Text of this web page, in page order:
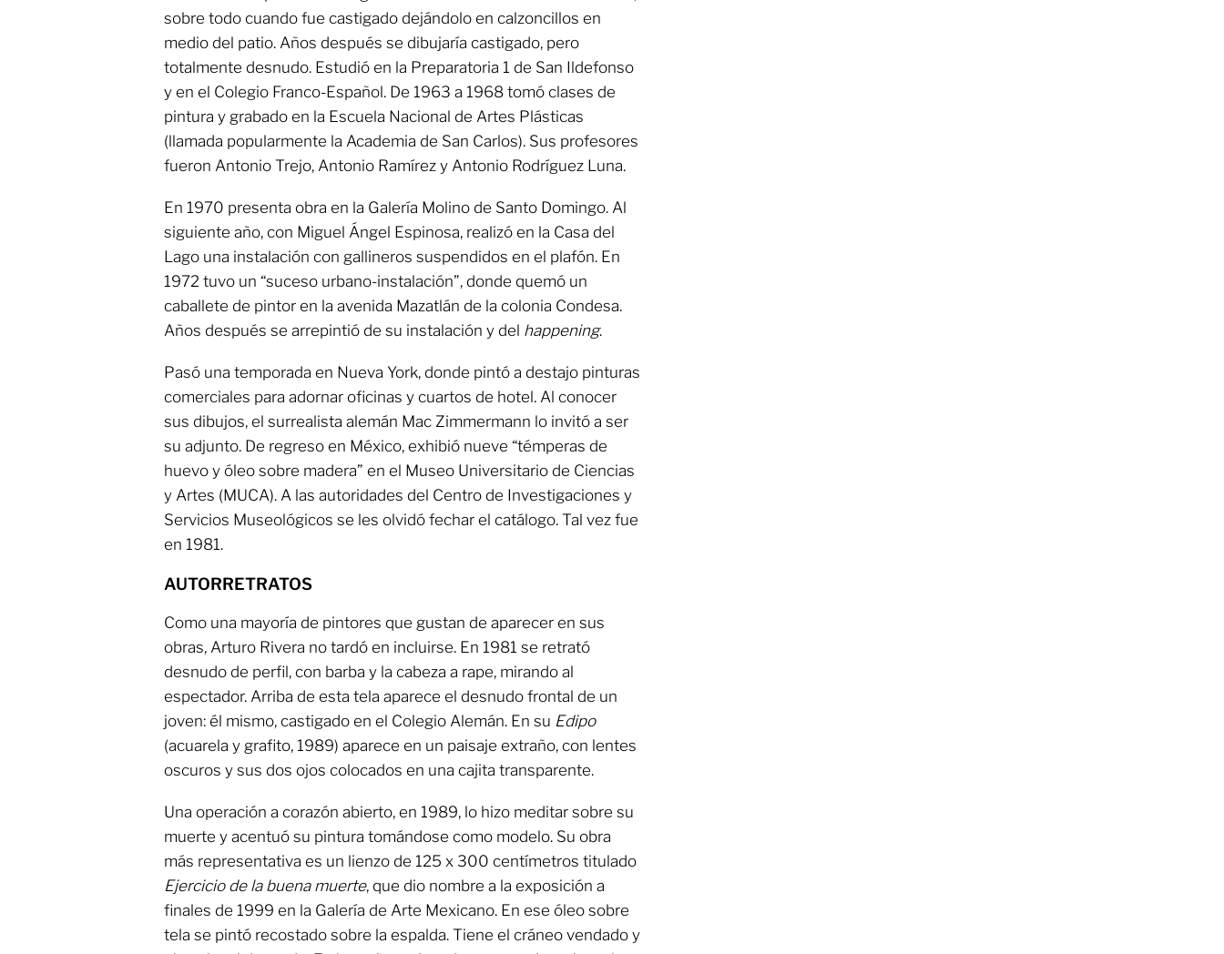
sobre todo cuando fue castigado dejándolo en calzoncillos en
medio del patio. Años después se dibujaría castigado, pero
totalmente desnudo. Estudió en la Preparatoria 1 de San Ildefonso
y en el Colegio Franco-Español. De 1963 a 1968 tomó clases de
pintura y grabado en la Escuela Nacional de Artes Plásticas
(llamada popularmente la Academia de San Carlos). Sus profesores
fueron Antonio Trejo, Antonio Ramírez y Antonio Rodríguez Luna.
En 1970 presenta obra en la Galería Molino de Santo Domingo. Al
siguiente año, con Miguel Ángel Espinosa, realizó en la Casa del
Lago una instalación con gallineros suspendidos en el plafón. En
1972 tuvo un “suceso urbano-instalación”, donde quemó un
caballete de pintor en la avenida Mazatlán de la colonia Condesa.
Años después se arrepintió de su instalación y del happening.
Pasó una temporada en Nueva York, donde pintó a destajo pinturas
comerciales para adornar oficinas y cuartos de hotel. Al conocer
sus dibujos, el surrealista alemán Mac Zimmermann lo invitó a ser
su adjunto. De regreso en México, exhibió nueve “témperas de
huevo y óleo sobre madera” en el Museo Universitario de Ciencias
y Artes (MUCA). A las autoridades del Centro de Investigaciones y
Servicios Museológicos se les olvidó fechar el catálogo. Tal vez fue
en 1981.
AUTORRETRATOS
Como una mayoría de pintores que gustan de aparecer en sus
obras, Arturo Rivera no tardó en incluirse. En 1981 se retrató
desnudo de perfil, con barba y la cabeza a rape, mirando al
espectador. Arriba de esta tela aparece el desnudo frontal de un
joven: él mismo, castigado en el Colegio Alemán. En su Edipo
(acuarela y grafito, 1989) aparece en un paisaje extraño, con lentes
oscuros y sus dos ojos colocados en una cajita transparente.
Una operación a corazón abierto, en 1989, lo hizo meditar sobre su
muerte y acentuó su pintura tomándose como modelo. Su obra
más representativa es un lienzo de 125 x 300 centímetros titulado
Ejercicio de la buena muerte, que dio nombre a la exposición a
finales de 1999 en la Galería de Arte Mexicano. En ese óleo sobre
tela se pintó recostado sobre la espalda. Tiene el cráneo vendado y